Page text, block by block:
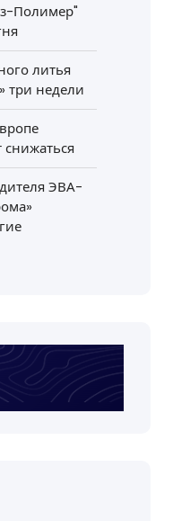
Полимер"
литья
три недели
ЭВА-